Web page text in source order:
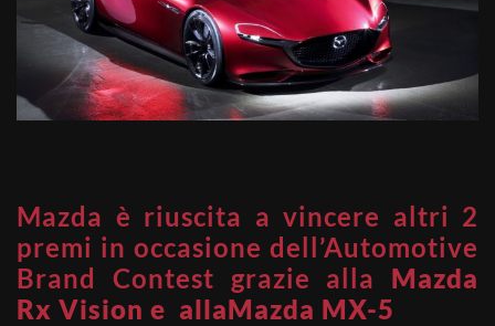
Mazda è riuscita a vincere altri 2
premi in occasione dell’Automotive
Brand Contest grazie alla Mazda
Rx Vision e allaMazda MX-5